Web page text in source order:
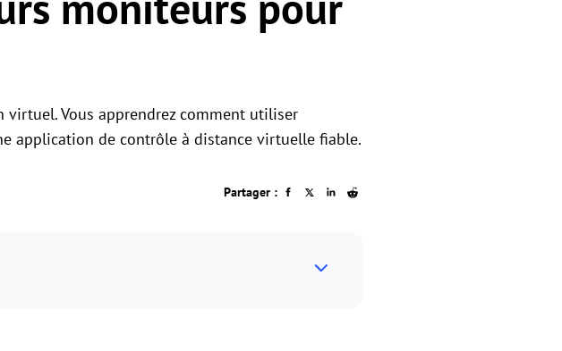
des rôles
utilisateurs avec des
Vous apprendrez comment utiliser
application de contrôle à distance virtuelle fiable.
Partager :